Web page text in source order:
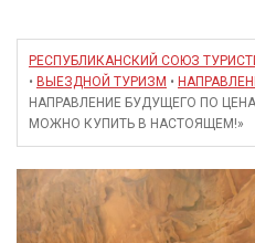
РЕСПУБЛИКАНСКИЙ СОЮЗ
• ВЫЕЗДНОЙ ТУРИЗМ •
НАПРАВЛЕНИЕ БУДУЩЕГО ПО
МОЖНО КУПИТЬ В НАСТОЯЩЕМ!»